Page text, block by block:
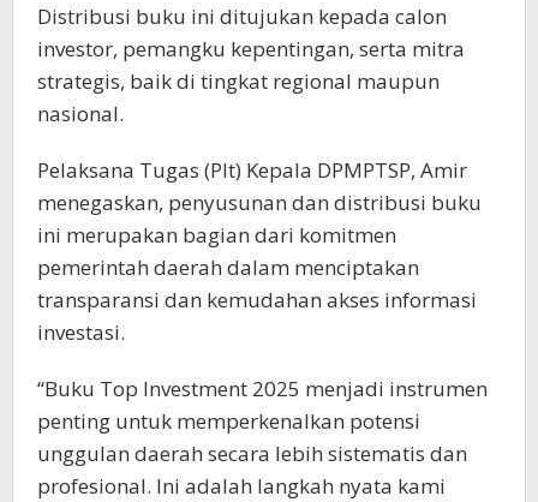
Distribusi buku ini ditujukan kepada calon
investor, pemangku kepentingan, serta mitra
strategis, baik di tingkat regional maupun
nasional.
Pelaksana Tugas (Plt) Kepala DPMPTSP, Amir
menegaskan, penyusunan dan distribusi buku
ini merupakan bagian dari komitmen
pemerintah daerah dalam menciptakan
transparansi dan kemudahan akses informasi
investasi.
“Buku Top Investment 2025 menjadi instrumen
penting untuk memperkenalkan potensi
unggulan daerah secara lebih sistematis dan
profesional. Ini adalah langkah nyata kami